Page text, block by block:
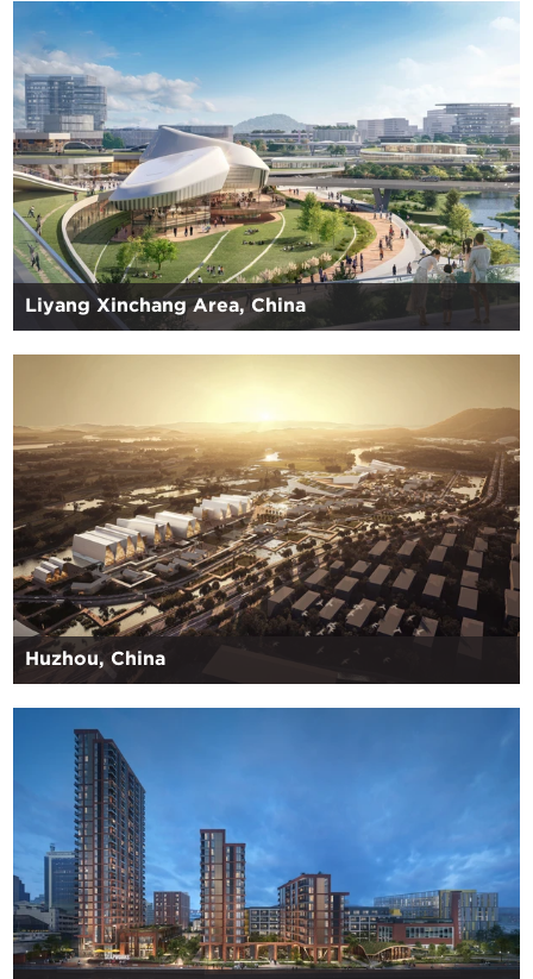
Liyang Xinchang Area, China
Huzhou, China